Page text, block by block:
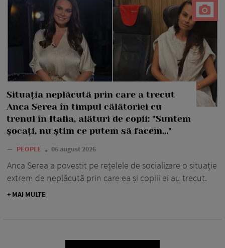
Situația neplăcută prin care a trecut
Anca Serea în timpul călătoriei cu
trenul în Italia, alături de copii: "Suntem
șocați, nu știm ce putem să facem..."
— PEOPLE 06 august 2026
Anca Serea a povestit pe rețelele de socializare o situație
extrem de neplăcută prin care ea și copiii ei au trecut.
+ MAI MULTE